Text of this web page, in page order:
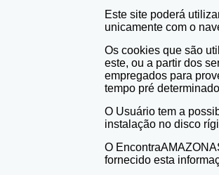
Este site poderá
unicamente com o
Os cookies que são
este, ou a partir dos
empregados para
tempo pré
O Usuário tem a
instalação no disco
O
fornecido esta